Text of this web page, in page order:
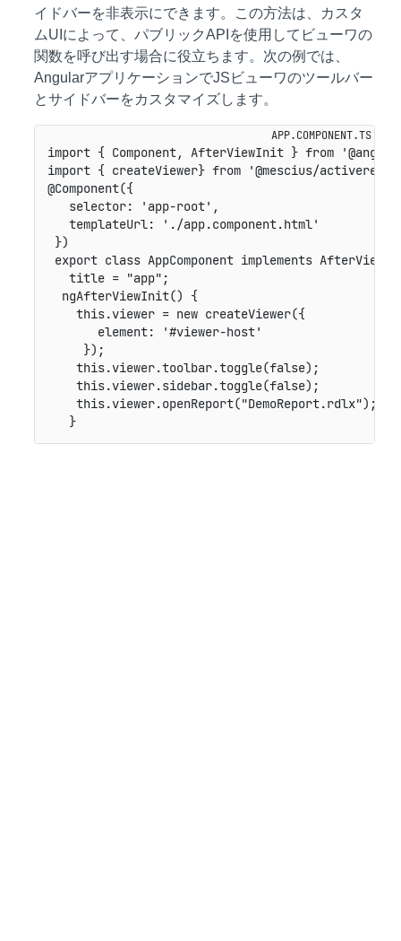
イドバーを非表示にできます。この方法は、カスタ
ムUIによって、パブリックAPIを使用してビューワの
関数を呼び出す場合に役立ちます。次の例では、
AngularアプリケーションでJSビューワのツールバー
とサイドバーをカスタマイズします。
import { Component, AfterViewInit } from
import { createViewer} from '@mescius/
@Component({
   selector: 'app-root',
   templateUrl: './app.component.html'
})
export class AppComponent implements
   title = "app";
  ngAfterViewInit() {
    this.viewer = new createViewer({
       element: '#viewer-host'
     });
    this.viewer.toolbar.toggle(false);
    this.viewer.sidebar.toggle(false);
    this.viewer.openReport("DemoReport.rdlx");
   }